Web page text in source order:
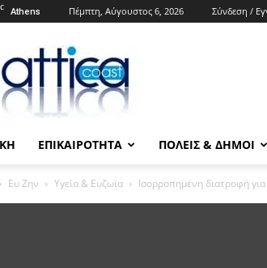
C Athens Πέμπτη, Αύγουστος 6, 2026 Σύνδεση /
Attica
Coast.gr
ΕΠΙΚΑΙΡΟΤΗΤΑ ΠΟΛΕΙΣ & ΔΗΜΟΙ
Ευ Ζην Υγεία & Ευζωϊα Iσορροπημένη διατροφή για